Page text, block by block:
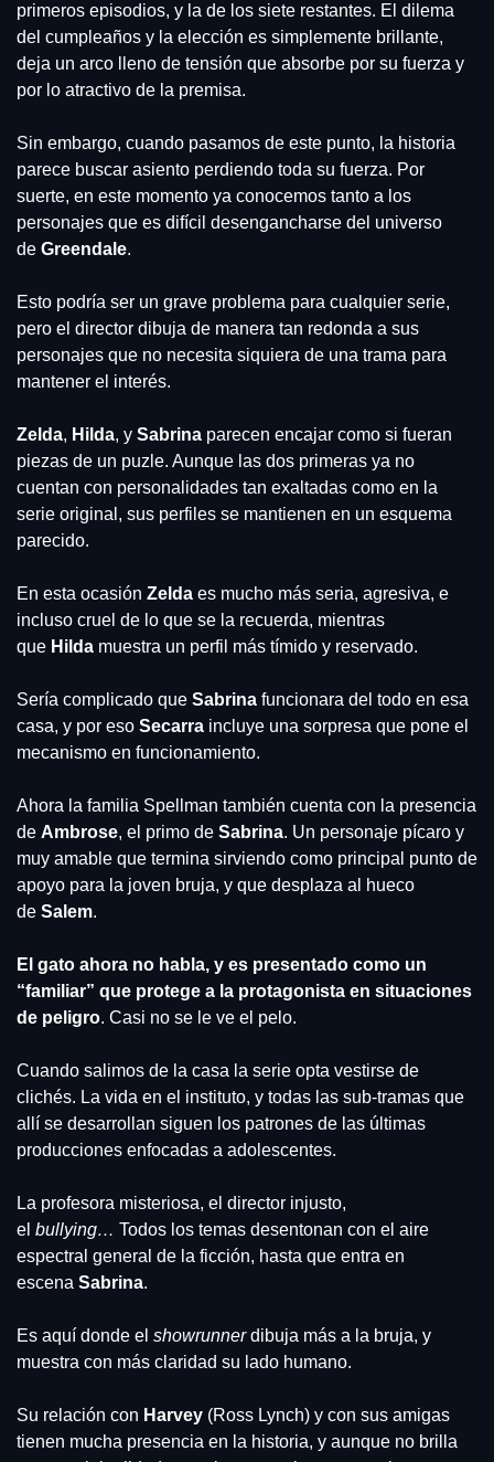
primeros episodios, y la de los siete restantes. El dilema
del cumpleaños y la elección es simplemente brillante,
deja un arco lleno de tensión que absorbe por su fuerza y
por lo atractivo de la premisa.
Sin embargo, cuando pasamos de este punto, la historia
parece buscar asiento perdiendo toda su fuerza. Por
suerte, en este momento ya conocemos tanto a los
personajes que es difícil desengancharse del universo
de Greendale.
Esto podría ser un grave problema para cualquier serie,
pero el director dibuja de manera tan redonda a sus
personajes que no necesita siquiera de una trama para
mantener el interés.
Zelda, Hilda, y Sabrina parecen encajar como si fueran
piezas de un puzle. Aunque las dos primeras ya no
cuentan con personalidades tan exaltadas como en la
serie original, sus perfiles se mantienen en un esquema
parecido.
En esta ocasión Zelda es mucho más seria, agresiva, e
incluso cruel de lo que se la recuerda, mientras
que Hilda muestra un perfil más tímido y reservado.
Sería complicado que Sabrina funcionara del todo en esa
casa, y por eso Secarra incluye una sorpresa que pone el
mecanismo en funcionamiento.
Ahora la familia Spellman también cuenta con la presencia
de Ambrose, el primo de Sabrina. Un personaje pícaro y
muy amable que termina sirviendo como principal punto de
apoyo para la joven bruja, y que desplaza al hueco
de Salem.
El gato ahora no habla, y es presentado como un
“familiar” que protege a la protagonista en situaciones
de peligro. Casi no se le ve el pelo.
Cuando salimos de la casa la serie opta vestirse de
clichés. La vida en el instituto, y todas las sub-tramas que
allí se desarrollan siguen los patrones de las últimas
producciones enfocadas a adolescentes.
La profesora misteriosa, el director injusto,
el bullying… Todos los temas desentonan con el aire
espectral general de la ficción, hasta que entra en
escena Sabrina.
Es aquí donde el showrunner dibuja más a la bruja, y
muestra con más claridad su lado humano.
Su relación con Harvey (Ross Lynch) y con sus amigas
tienen mucha presencia en la historia, y aunque no brilla